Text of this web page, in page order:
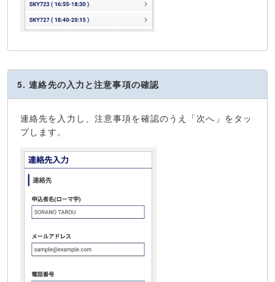
5. 連絡先の入力と注意事項の確認
連絡先を入力し、注意事項を確認のうえ「次へ」をタッ
プします。